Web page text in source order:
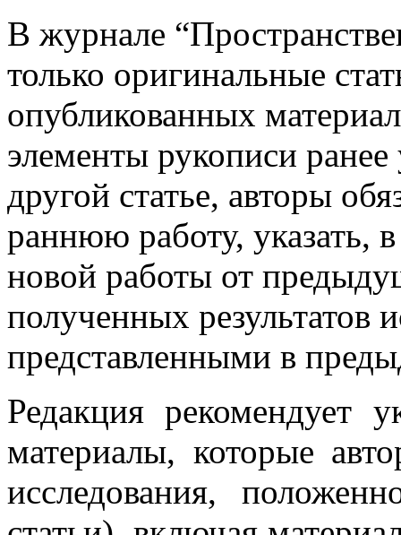
В журнале
только оригинальные
опубликованных
элементы рукописи
другой статье, авторы
раннюю работу, указать,
новой работы от
полученных результатов
представленными в
Редакция рекомендует
материалы, которые
исследования,